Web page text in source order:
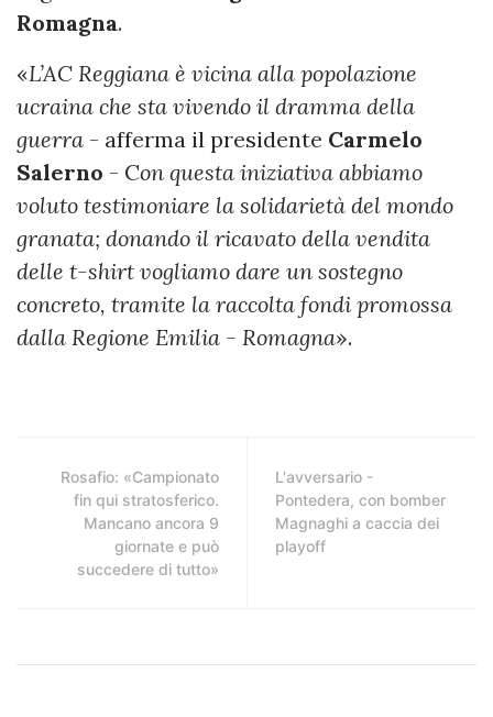
Romagna.
«L’AC Reggiana è vicina alla popolazione
ucraina che sta vivendo il dramma della
guerra - afferma il presidente Carmelo
Salerno - Con questa iniziativa abbiamo
voluto testimoniare la solidarietà del mondo
granata; donando il ricavato della vendita
delle t-shirt vogliamo dare un sostegno
concreto, tramite la raccolta fondi promossa
dalla Regione Emilia - Romagna».
Rosafio: «Campionato
fin qui stratosferico.
Mancano ancora 9
giornate e può
succedere di tutto»
L'avversario -
Pontedera, con bomber
Magnaghi a caccia dei
playoff